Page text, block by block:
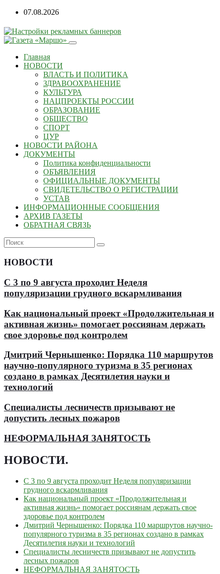
07.08.2026
Главная
НОВОСТИ
ВЛАСТЬ И ПОЛИТИКА
ЗДРАВООХРАНЕНИЕ
КУЛЬТУРА
НАЦПРОЕКТЫ РОССИИ
ОБРАЗОВАНИЕ
ОБЩЕСТВО
СПОРТ
ЦУР
НОВОСТИ РАЙОНА
ДОКУМЕНТЫ
Политика конфиденциальности
ОБЪЯВЛЕНИЯ
ОФИЦИАЛЬНЫЕ ДОКУМЕНТЫ
СВИДЕТЕЛЬСТВО О РЕГИСТРАЦИИ
УСТАВ
ИНФОРМАЦИОННЫЕ СООБЩЕНИЯ
АРХИВ ГАЗЕТЫ
ОБРАТНАЯ СВЯЗЬ
НОВОСТИ
С 3 по 9 августа проходит Неделя
популяризации грудного вскармливания
Как национальный проект «Продолжительная и
активная жизнь» помогает россиянам держать
свое здоровье под контролем
Дмитрий Чернышенко: Порядка 110 маршрутов
научно-популярного туризма в 35 регионах
создано в рамках Десятилетия науки и
технологий
Специалисты лесничеств призывают не
допустить лесных пожаров
НЕФОРМАЛЬНАЯ ЗАНЯТОСТЬ
НОВОСТИ.
С 3 по 9 августа проходит Неделя популяризации
грудного вскармливания
Как национальный проект «Продолжительная и
активная жизнь» помогает россиянам держать свое
здоровье под контролем
Дмитрий Чернышенко: Порядка 110 маршрутов научно-
популярного туризма в 35 регионах создано в рамках
Десятилетия науки и технологий
Специалисты лесничеств призывают не допустить
лесных пожаров
НЕФОРМАЛЬНАЯ ЗАНЯТОСТЬ